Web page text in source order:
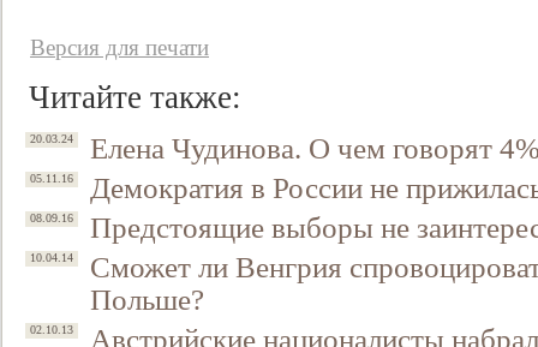
Версия для печати
Читайте также:
20.03.24 Елена Чудинова. О чем говорят
05.11.16 Демократия в России не
08.09.16 Предстоящие выборы не
10.04.14
Сможет ли Венгрия
Польше?
02.10.13
Австрийские националисты